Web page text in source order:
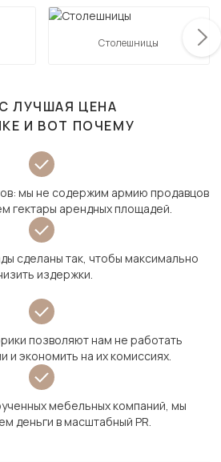
Столешницы
ЛУЧШАЯ ЦЕНА
И ВОТ ПОЧЕМУ
мы не содержим армию продавцов
гектары арендных площадей.
сделаны так, чтобы максимально
издержки.
позволяют нам не работать
и экономить на их комиссиях.
мебельных компаний, мы
деньги в масштабный PR.